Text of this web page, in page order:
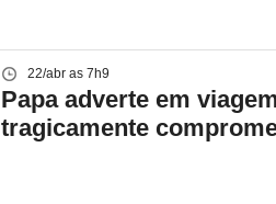
22/abr as 7h9
Papa adverte em
tragicamente